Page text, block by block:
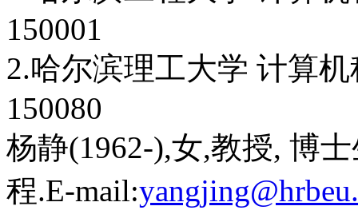
150001
2.哈尔滨理工大学 计算
150080
杨静(1962-),女,教授, 博
程.E-mail: